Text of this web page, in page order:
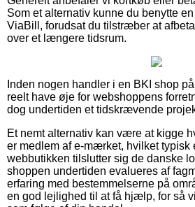
Som et alternativ kunne du benytte
ViaBill, forudsat du tilstræber at
over et længere tidsrum.
Inden nogen handler i en BKI shop
reelt have øje for webshoppens
dog undertiden et tidskrævende
Et nemt alternativ kan være at kigge
er medlem af e-mærket, hvilket typisk
webbutikken tilslutter sig de danske
shoppen undertiden evalueres af
erfaring med bestemmelserne på
en god lejlighed til at få hjælp, for så